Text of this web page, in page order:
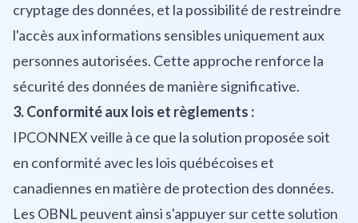
cryptage des données, et la possibilité de restreindre
l'accès aux informations sensibles uniquement aux
personnes autorisées. Cette approche renforce la
sécurité des données de manière significative.
3. Conformité aux lois et règlements :
IPCONNEX veille à ce que la solution proposée soit
en conformité avec les lois québécoises et
canadiennes en matière de protection des données.
Les OBNL peuvent ainsi s'appuyer sur cette solution